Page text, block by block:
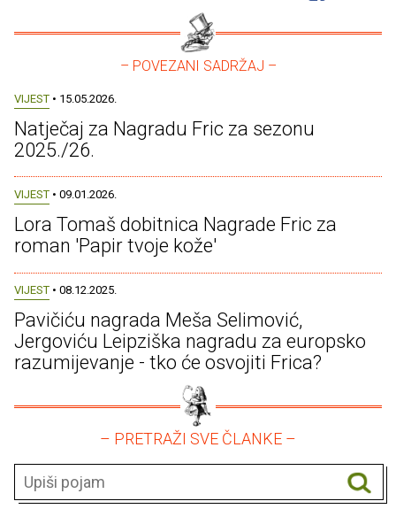
– POVEZANI SADRŽAJ –
VIJEST • 15.05.2026.
Natječaj za Nagradu Fric za sezonu
2025./26.
VIJEST • 09.01.2026.
Lora Tomaš dobitnica Nagrade Fric za
roman 'Papir tvoje kože'
VIJEST • 08.12.2025.
Pavičiću nagrada Meša Selimović,
Jergoviću Leipziška nagradu za europsko
razumijevanje - tko će osvojiti Frica?
– PRETRAŽI SVE ČLANKE –